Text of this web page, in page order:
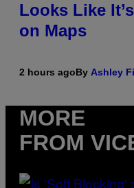
Looks Like
on Maps
2 hours agoBy Ashley
MORE
FROM